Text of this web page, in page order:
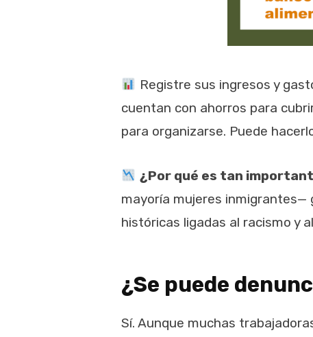
Registre sus ingresos y
cuentan con ahorros para
para organizarse. Puede
¿Por qué es tan
mayoría mujeres inmigrantes—
históricas ligadas al racismo y
¿Se puede
​Sí. Aunque muchas